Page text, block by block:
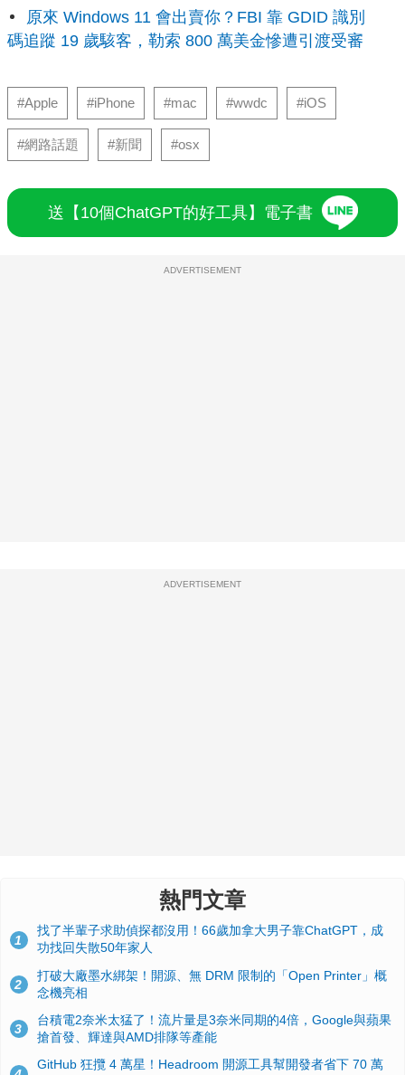
原來 Windows 11 會出賣你？FBI 靠 GDID 識別
碼追蹤 19 歲駭客，勒索 800 萬美金慘遭引渡受審
#Apple #iPhone #mac #wwdc #iOS
#網路話題 #新聞 #osx
送【10個ChatGPT的好工具】電子書
ADVERTISEMENT
ADVERTISEMENT
熱門文章
1
找了半輩子求助偵探都沒用！66歲加拿大男子靠ChatGPT，成
功找回失散50年家人
2
打破大廠墨水綁架！開源、無 DRM 限制的「Open Printer」概
念機亮相
3
台積電2奈米太猛了！流片量是3奈米同期的4倍，Google與蘋果
搶首發、輝達與AMD排隊等產能
GitHub 狂攬 4 萬星！Headroom 開源工具幫開發者省下 70 萬